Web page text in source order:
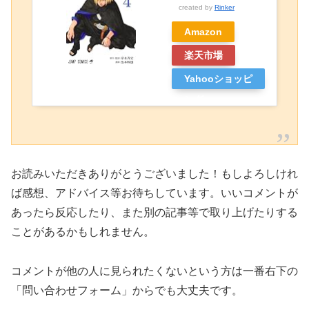
created by Rinker
Amazon
楽天市場
Yahooショッピ
お読みいただきありがとうございました！もしよろしけれ
ば感想、アドバイス等お待ちしています。いいコメントが
あったら反応したり、また別の記事等で取り上げたりする
ことがあるかもしれません。
コメントが他の人に見られたくないという方は一番右下の
「問い合わせフォーム」からでも大丈夫です。